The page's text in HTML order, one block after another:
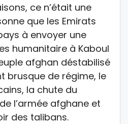
ce n’était une
que les Emirats
à envoyer une
humanitaire à Kaboul
afghan déstabilisé
brusque de régime, le
la chute du
l’armée afghane et
des talibans.